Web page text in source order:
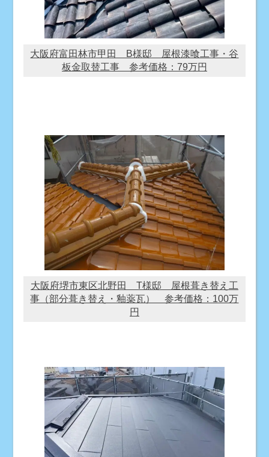
大阪府富田林市甲田 B様邸 屋根漆喰工事・谷
板金取替工事 参考価格：79万円
大阪府堺市東区北野田 T様邸 屋根葺き替え工
事（部分葺き替え・釉薬瓦） 参考価格：100万
円